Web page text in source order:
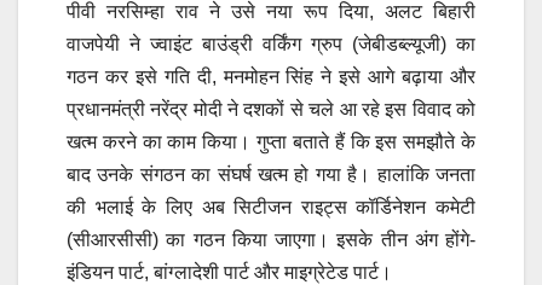
पीवी नरसिम्हा राव ने उसे नया रूप दिया, अलट बिहारी
वाजपेयी ने ज्वाइंट बाउंड्री वर्किंग ग्रुप (जेबीडब्ल्यूजी) का
गठन कर इसे गति दी, मनमोहन सिंह ने इसे आगे बढ़ाया और
प्रधानमंत्री नरेंद्र मोदी ने दशकों से चले आ रहे इस विवाद को
खत्म करने का काम किया। गुप्ता बताते हैं कि इस समझौते के
बाद उनके संगठन का संघर्ष खत्म हो गया है। हालांकि जनता
की भलाई के लिए अब सिटीजन राइट्स कॉर्डिनेशन कमेटी
(सीआरसीसी) का गठन किया जाएगा। इसके तीन अंग होंगे-
इंडियन पार्ट, बांग्लादेशी पार्ट और माइग्रेटेड पार्ट।